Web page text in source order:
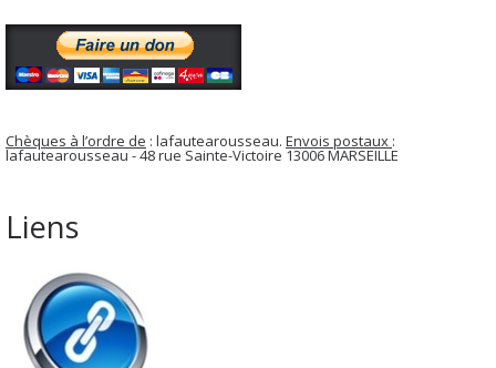
Chèques à l’ordre de : lafautearousseau. Envois postaux :
lafautearousseau - 48 rue Sainte-Victoire 13006 MARSEILLE
Liens